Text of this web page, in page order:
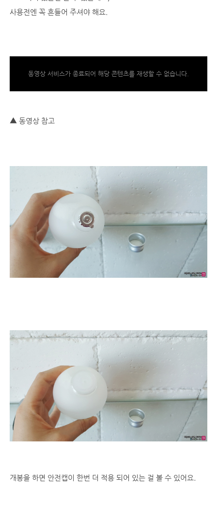
사용전엔 꼭 흔들어 주셔야 해요.
동영상 서비스가 종료되어 해당 콘텐츠를 재생할 수 없습니다.
▲ 동영상 참고
개봉을 하면 안전캡이 한번 더 적용 되어 있는 걸 볼 수 있어요.